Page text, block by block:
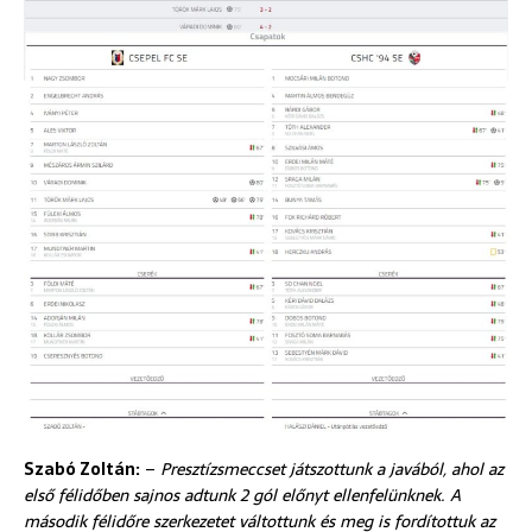
Szabó Zoltán: – Presztízsmeccset játszottunk a javából, ahol az
első félidőben sajnos adtunk 2 gól előnyt ellenfelünknek. A
második félidőre szerkezetet váltottunk és meg is fordítottuk az